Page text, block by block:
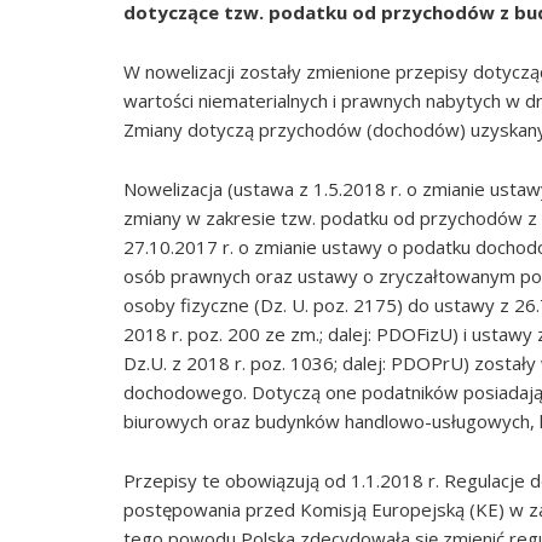
dotyczące tzw. podatku od przychodów z
W nowelizacji zostały zmienione przepisy
wartości niematerialnych i prawnych nabytych w
Zmiany dotyczą przychodów (dochodów)
Nowelizacja (ustawa z 1.5.2018 r. o zmianie
zmiany w zakresie tzw. podatku od przychodów
27.10.2017 r. o zmianie ustawy o podatku
osób prawnych oraz ustawy o zryczałtowanym
osoby fizyczne (Dz. U. poz. 2175) do ustawy z
2018 r. poz. 200 ze zm.; dalej: PDOFizU) i
Dz.U. z 2018 r. poz. 1036; dalej: PDOPrU)
dochodowego. Dotyczą one podatników
biurowych oraz budynków handlowo-
Przepisy te obowiązują od 1.1.2018 r. Regulacje
postępowania przed Komisją Europejską (KE) w